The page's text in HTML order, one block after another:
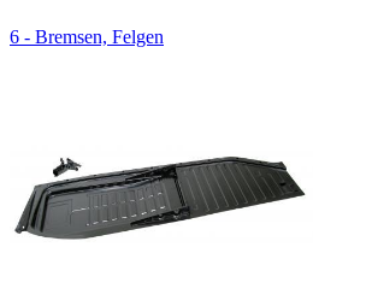
6 - Bremsen, Felgen